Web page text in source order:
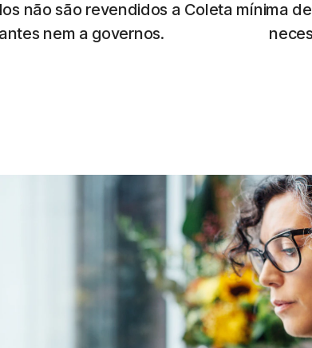
não são revendidos a
nem a governos.
Coleta mínima